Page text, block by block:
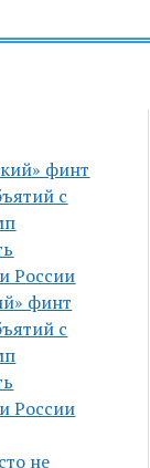
финт
с
России